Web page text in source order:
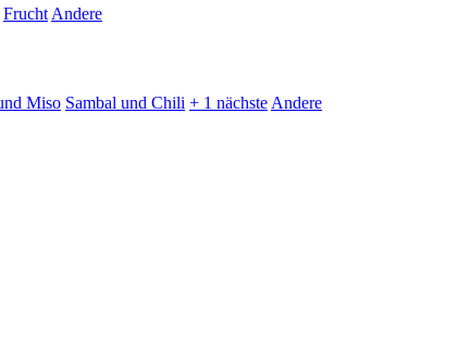
Frucht Andere
Miso Sambal und Chili + 1 nächste Andere